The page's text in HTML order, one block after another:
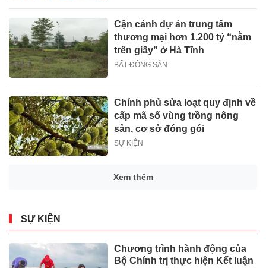
Cận cảnh dự án trung tâm
thương mại hơn 1.200 tỷ “nằm
trên giấy” ở Hà Tĩnh
BẤT ĐỘNG SẢN
Chính phủ sửa loạt quy định về
cấp mã số vùng trồng nông
sản, cơ sở đóng gói
SỰ KIỆN
Xem thêm
SỰ KIỆN
Chương trình hành động của
Bộ Chính trị thực hiện Kết luận